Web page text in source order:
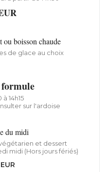
ou boisson chaude
de glace au choix
14h15
sur l'ardoise
du midi
et dessert
midi (Hors jours fériés)